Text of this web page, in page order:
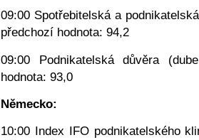
09:00 Spotřebitelská a
předchozí hodnota: 94,2
09:00 Podnikatelská důvěra
hodnota: 93,0
Německo:
10:00 Index IFO podnikatelského